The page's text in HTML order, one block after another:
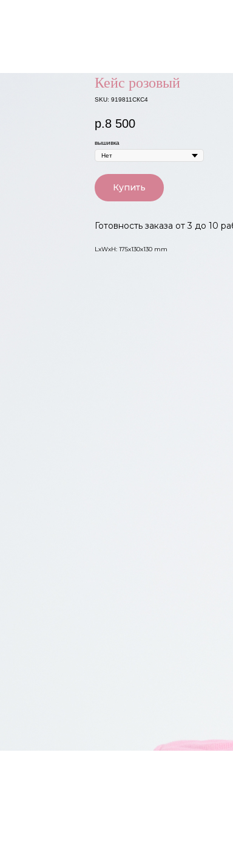
Кейс розовый
SKU: 919811СКС4
р.8 500
вышивка
Купить
Готовность заказа от 3 до 10
LxWxH: 175x130x130 mm